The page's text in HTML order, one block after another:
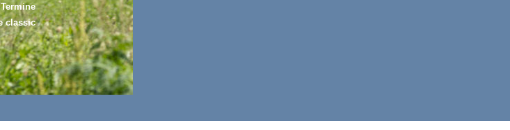
Termine
classic